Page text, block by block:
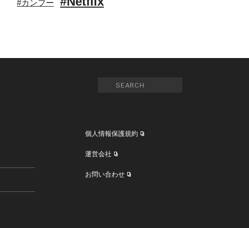
#カンフー
個人情報保護規約
運営会社
お問い合わせ